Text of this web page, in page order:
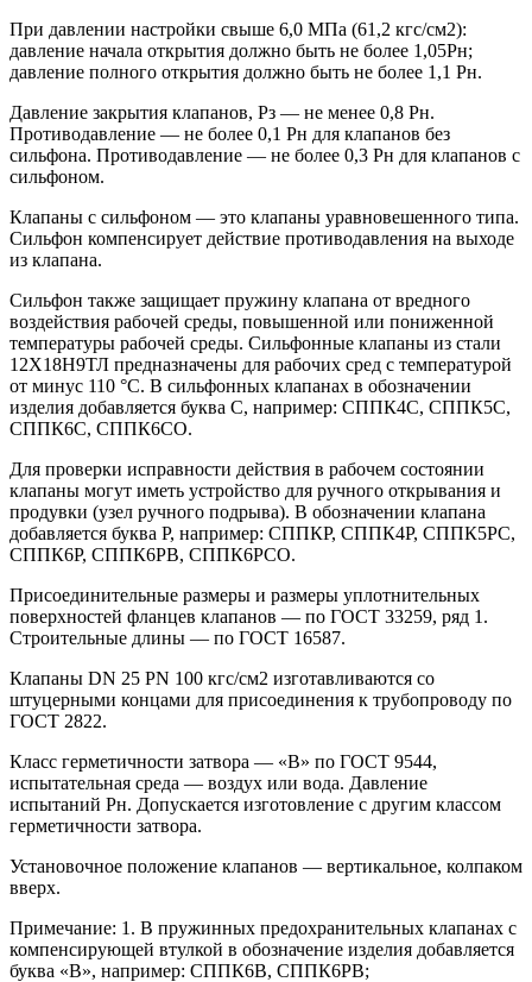
При давлении настройки свыше 6,0 МПа (61,2 кгс/см2):
давление начала открытия должно быть не более 1,05Рн;
давление полного открытия должно быть не более 1,1 Рн.
Давление закрытия клапанов, Рз — не менее 0,8 Рн.
Противодавление — не более 0,1 Рн для клапанов без
сильфона. Противодавление — не более 0,3 Рн для клапанов с
сильфоном.
Клапаны с сильфоном — это клапаны уравновешенного типа.
Сильфон компенсирует действие противодавления на выходе
из клапана.
Сильфон также защищает пружину клапана от вредного
воздействия рабочей среды, повышенной или пониженной
температуры рабочей среды. Сильфонные клапаны из стали
12Х18Н9ТЛ предназначены для рабочих сред с температурой
от минус 110 °С. В сильфонных клапанах в обозначении
изделия добавляется буква С, например: СППК4С, СППК5С,
СППК6С, СППК6СО.
Для проверки исправности действия в рабочем состоянии
клапаны могут иметь устройство для ручного открывания и
продувки (узел ручного подрыва). В обозначении клапана
добавляется буква Р, например: СППКР, СППК4Р, СППК5РС,
СППК6Р, СППК6РВ, СППК6РСО.
Присоединительные размеры и размеры уплотнительных
поверхностей фланцев клапанов — по ГОСТ 33259, ряд 1.
Строительные длины — по ГОСТ 16587.
Клапаны DN 25 PN 100 кгс/см2 изготавливаются со
штуцерными концами для присоединения к трубопроводу по
ГОСТ 2822.
Класс герметичности затвора — «В» по ГОСТ 9544,
испытательная среда — воздух или вода. Давление
испытаний Рн. Допускается изготовление с другим классом
герметичности затвора.
Установочное положение клапанов — вертикальное, колпаком
вверх.
Примечание: 1. В пружинных предохранительных клапанах с
компенсирующей втулкой в обозначение изделия добавляется
буква «В», например: СППК6В, СППК6РВ;